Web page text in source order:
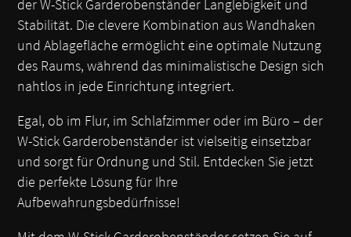
der W-Stick Garderobenständer Langlebigkeit und
Stabilität. Die clevere Kombination aus Wandhaken
und Ablagefläche ermöglicht eine optimale Nutzung
des Raums, während das minimalistische Design sich
nahtlos in jede Einrichtung integriert.
Egal, ob im Flur, im Schlafzimmer oder im Büro – der
W-Stick Garderobenständer ist vielseitig einsetzbar
und sorgt für Ordnung und Stil. Entdecken Sie jetzt
die perfekte Lösung für Ihre
Aufbewahrungsbedürfnisse!